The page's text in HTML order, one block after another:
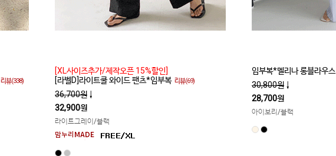
리뷰(338)
[XL사이즈추가/제작오픈 15%할인]
[라벨D]라이트쿨 와이드 팬츠*임부복 리뷰(69)
36,700원 ↓
32,900원
라이트그레이/블랙
임부복*멜리나 롱블라우스
30,800원 ↓
28,700원
아이보리/블랙